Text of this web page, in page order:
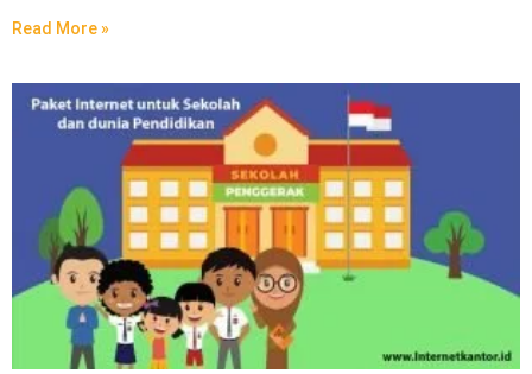
Read More »